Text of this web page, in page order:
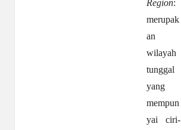
Region:
merupak
an
wilayah
tunggal
yang
mempun
yai ciri-